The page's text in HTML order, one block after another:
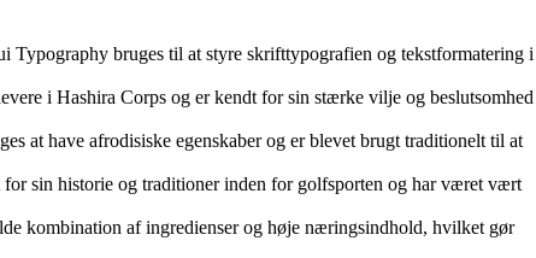
bruges til at styre skrifttypografien og tekstformatering i
i Hashira Corps og er kendt for sin stærke vilje og beslutsomhed
at have afrodisiske egenskaber og er blevet brugt traditionelt til at
sin historie og traditioner inden for golfsporten og har været vært
kombination af ingredienser og høje næringsindhold, hvilket gør